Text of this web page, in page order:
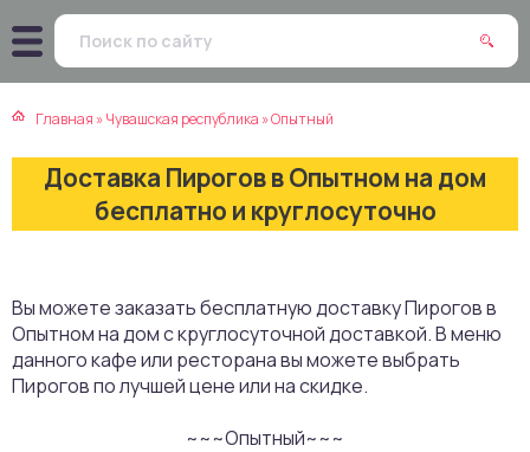
Главная »Чувашская республика »Опытный
Доставка Пирогов в Опытном на дом
бесплатно и круглосуточно
Вы можете заказать бесплатную доставку Пирогов в
Опытном на дом с круглосуточной доставкой. В меню
данного кафе или ресторана вы можете выбрать
Пирогов по лучшей цене или на скидке.
~~~Опытный~~~
кухня
кухня
кухня